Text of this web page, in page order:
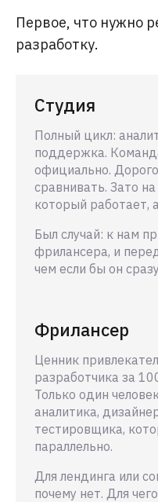
Первое, что нужно
разработку.
Студия
Полный цикл:
поддержка.
официально.
сравнивать. Зато
который работает,
Был случай: к нам
фрилансера, и
чем если бы он
Фрилансер
Ценник
разработчика за
Только один
аналитика,
тестировщика,
параллельно.
Для лендинга или
почему нет. Для